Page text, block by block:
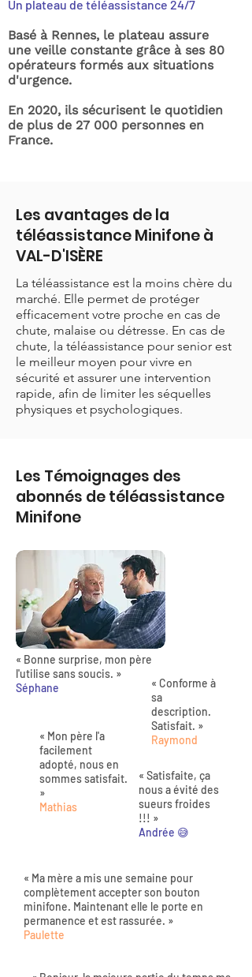
Un plateau de téléassistance 24/7
Basé à Rennes, le plateau assure
une veille constante grâce à ses 80
opérateurs formés aux situations
d'urgence.
En 2020, ils sécurisent le quotidien
de plus de 27 000 personnes en
France.
Les avantages de la
téléassistance Minifone à
VAL-D'ISÈRE
La téléassistance est la moins chère du
marché. Elle permet de protéger
efficacement votre proche en cas de
chute, malaise ou détresse. En cas de
chute, la téléassistance pour senior est
le meilleur moyen pour vivre en
sécurité et assurer une intervention
rapide, afin de limiter les séquelles
physiques et psychologiques.
Les Témoignages des
abonnés de téléassistance
Minifone
« Bonne surprise, mon père
l'utilise sans soucis. »
Séphane
« Mon père l'a
facilement
adopté, nous en
sommes satisfait.
»
Mathias
« Conforme à
sa
description.
Satisfait. »
Raymond
« Satisfaite, ça
nous a évité des
sueurs froides
!!! »
Andrée 😅
« Ma mère a mis une semaine pour
complètement accepter son bouton
minifone. Maintenant elle le porte en
permanence et est rassurée. »
Paulette